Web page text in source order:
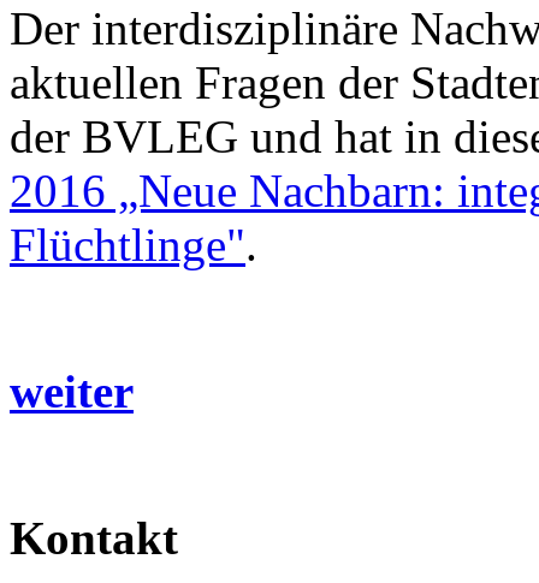
Der interdisziplinäre
aktuellen Fragen der
der BVLEG und hat in
2016 „Neue Nachbarn:
Flüchtlinge".
weiter
Kontakt